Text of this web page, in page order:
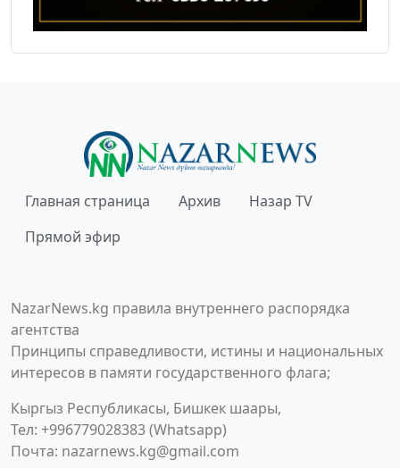
Главная страница Архив
Назар TV
Прямой эфир
NazarNews.kg правила внутреннего распорядка
агентства
Принципы справедливости, истины и национальных
интересов в памяти государственного флага;
Кыргыз Республикасы, Бишкек шаары,
Тел: +996779028383 (Whatsapp)
Почта: nazarnews.kg@gmail.com